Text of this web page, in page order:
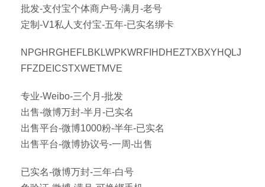
批发-支付宝个体商户号-满月-老号
定制-V1私人支付宝-五年-已实名绑卡
NPGHRGHEFLBKLWPKWRFIHDHEZTXBXYHQLJ
FFZDEICSTXWETMVE
专业-Weibo-三个月-批发
出售-微博万封-半月-已实名
出售平台-微博1000粉-半年-已实名
出售平台-微博协议号-一周-出售
已实名-微博万封-三年-白号